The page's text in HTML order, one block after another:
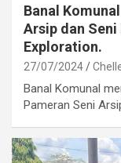
Banal
Arsip dan Seni
Exploration.
27/07/2024
Banal Komunal
Pameran Seni